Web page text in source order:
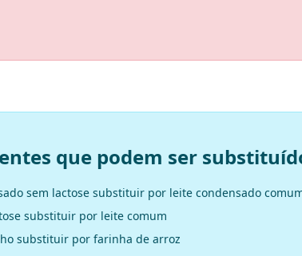
que podem ser
sem lactose substituir por leite condensado
substituir por leite comum
substituir por farinha de arroz